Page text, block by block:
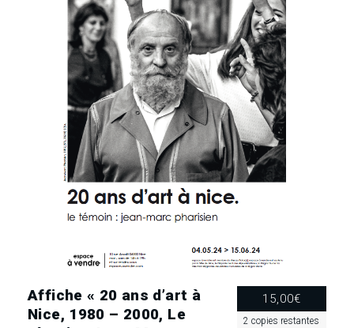
2022
Affiche « 20 ans d’art à
Nice, 1980 – 2000, Le
15,00€
2 copies restantes